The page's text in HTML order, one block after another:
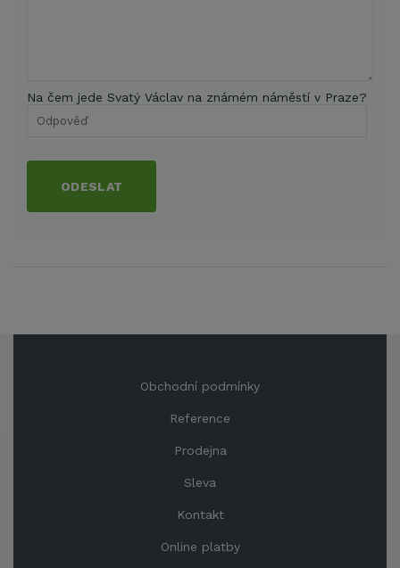
Na čem jede Svatý Václav na známém náměstí v Praze?
ODESLAT
Obchodní podmínky
Reference
Prodejna
Sleva
Kontakt
Online platby